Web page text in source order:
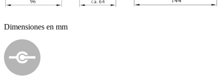
Dimensiones en mm